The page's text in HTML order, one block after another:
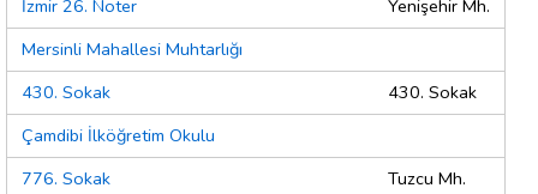
İzmir 26. Noter
Yenişehir Mh.
Mersinli Mahallesi Muhtarlığı
430. Sokak
430. Sokak
Çamdibi İlköğretim Okulu
776. Sokak
Tuzcu Mh.